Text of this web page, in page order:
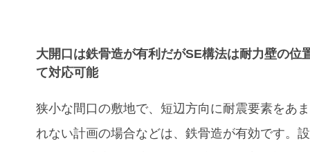
大開口は鉄骨造が有利だがSE構法は耐力壁の位
て対応可能
狭小な間口の敷地で、短辺方向に耐震要素をあ
れない計画の場合などは、鉄骨造が有効です。